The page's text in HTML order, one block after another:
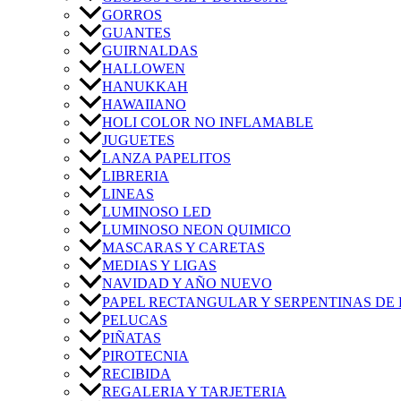
GORROS
GUANTES
GUIRNALDAS
HALLOWEN
HANUKKAH
HAWAIIANO
HOLI COLOR NO INFLAMABLE
JUGUETES
LANZA PAPELITOS
LIBRERIA
LINEAS
LUMINOSO LED
LUMINOSO NEON QUIMICO
MASCARAS Y CARETAS
MEDIAS Y LIGAS
NAVIDAD Y AÑO NUEVO
PAPEL RECTANGULAR Y SERPENTINAS DE
PELUCAS
PIÑATAS
PIROTECNIA
RECIBIDA
REGALERIA Y TARJETERIA